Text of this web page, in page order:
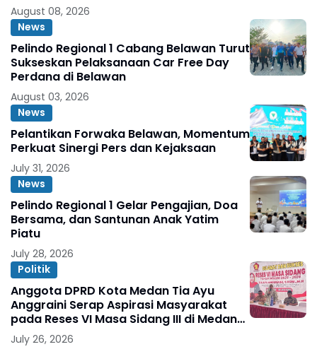
August 08, 2026
News
Pelindo Regional 1 Cabang Belawan Turut
Sukseskan Pelaksanaan Car Free Day
Perdana di Belawan
August 03, 2026
News
Pelantikan Forwaka Belawan, Momentum
Perkuat Sinergi Pers dan Kejaksaan
July 31, 2026
News
Pelindo Regional 1 Gelar Pengajian, Doa
Bersama, dan Santunan Anak Yatim
Piatu
July 28, 2026
Politik
Anggota DPRD Kota Medan Tia Ayu
Anggraini Serap Aspirasi Masyarakat
pada Reses VI Masa Sidang III di Medan
Marelan
July 26, 2026